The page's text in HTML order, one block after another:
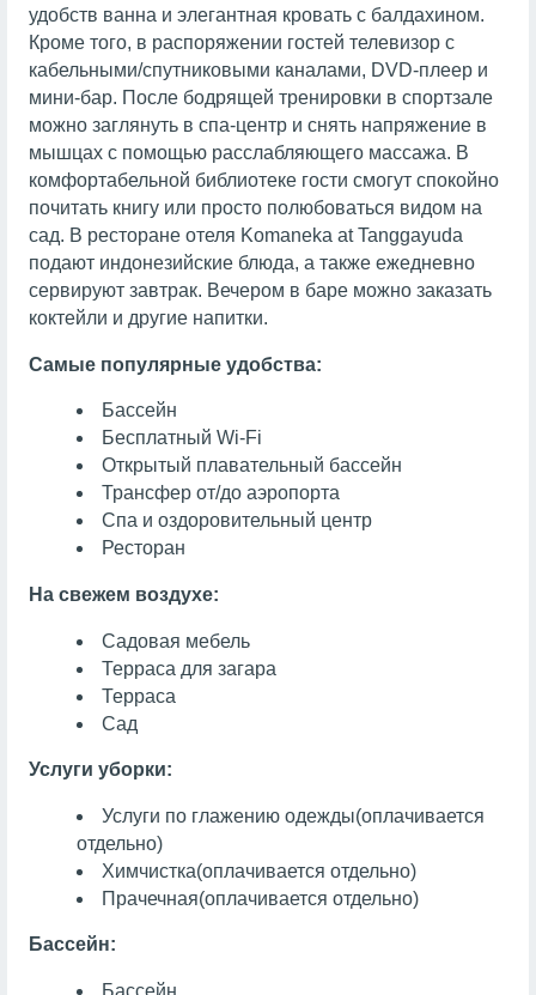
удобств ванна и элегантная кровать с балдахином.
Кроме того, в распоряжении гостей телевизор с
кабельными/спутниковыми каналами, DVD-плеер и
мини-бар. После бодрящей тренировки в спортзале
можно заглянуть в спа-центр и снять напряжение в
мышцах с помощью расслабляющего массажа. В
комфортабельной библиотеке гости смогут спокойно
почитать книгу или просто полюбоваться видом на
сад. В ресторане отеля Komaneka at Tanggayuda
подают индонезийские блюда, а также ежедневно
сервируют завтрак. Вечером в баре можно заказать
коктейли и другие напитки.
Самые популярные удобства:
Бассейн
Бесплатный Wi-Fi
Открытый плавательный бассейн
Трансфер от/до аэропорта
Спа и оздоровительный центр
Ресторан
На свежем воздухе:
Садовая мебель
Терраса для загара
Терраса
Сад
Услуги уборки:
Услуги по глажению одежды(оплачивается
отдельно)
Химчистка(оплачивается отдельно)
Прачечная(оплачивается отдельно)
Бассейн:
Бассейн